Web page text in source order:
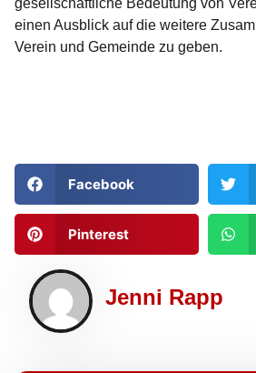
gesellschaftliche Bedeutung von
einen Ausblick auf die weitere
Verein und Gemeinde zu geben.
Facebook
Pinterest
Jenni Rapp